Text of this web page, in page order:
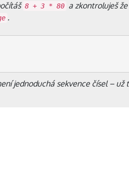
8 + 3 * 80 a zkontroluješ
.
jednoduchá sekvence čísel – už